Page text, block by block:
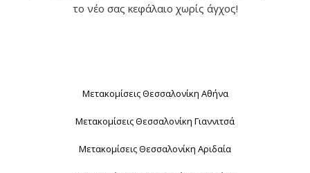
το νέο σας κεφάλαιο χωρίς άγχος!
Μετακομίσεις Θεσσαλονίκη Αθήνα
Μετακομίσεις Θεσσαλονίκη Γιαννιτσά
Μετακομίσεις Θεσσαλονίκη Αριδαία